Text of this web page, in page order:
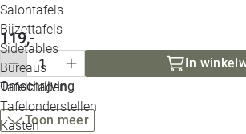
Salontafels
Bijzettafels
Sidetables
Bureaus
Tafelbladen
Tafelonderstellen
Kasten
119,-
In
Omschrijving
Toon meer